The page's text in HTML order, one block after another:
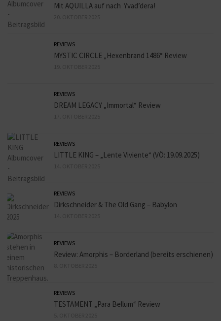
Mit AQUILLA auf nach Yvad’dera!
REVIEWS
MYSTIC CIRCLE „Hexenbrand 1486“ Review
REVIEWS
DREAM LEGACY „Immortal“ Review
REVIEWS
LITTLE KING – „Lente Viviente“ (VÖ: 19.09.2025)
REVIEWS
Dirkschneider & The Old Gang – Babylon
REVIEWS
Review: Amorphis – Borderland (bereits erschienen)
REVIEWS
TESTAMENT „Para Bellum“ Review